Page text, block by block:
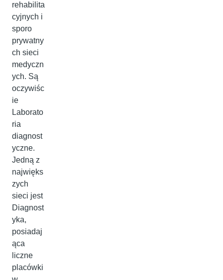
rehabilita
cyjnych i
sporo
prywatny
ch sieci
medyczn
ych. Są
oczywiśc
ie
Laborato
ria
diagnost
yczne.
Jedną z
najwięks
zych
sieci jest
Diagnost
yka,
posiadaj
ąca
liczne
placówki